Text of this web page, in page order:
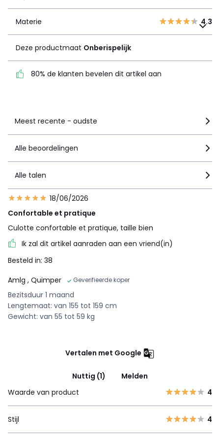
Deze productmaat
dit artikel aan
Materie 4.3
Deze productmaat Onberispelijk
80% de klanten bevelen dit artikel aan
Meest recente - oudste
Alle beoordelingen
Alle talen
18/06/2026
Confortable et pratique
Culotte confortable et pratique, taille bien
Ik zal dit artikel aanraden aan een vriend(in)
Besteld in: 38
Amlg , Quimper Geverifieerde koper
Bezitsduur 1 maand
Lengtemaat: van 155 tot 159 cm
Gewicht: van 55 tot 59 kg
Vertalen met Google
Nuttig (1)
Melden
Waarde van product
4
Stijl 4